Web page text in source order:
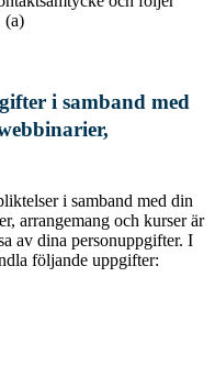
(a)
i samband med
i samband med din
arrangemang och kurser är
av dina personuppgifter. I
följande uppgifter: